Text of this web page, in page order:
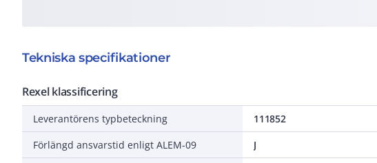
Tekniska specifikationer
Rexel klassificering
Leverantörens typbeteckning
111852
Förlängd ansvarstid enligt ALEM-09
J